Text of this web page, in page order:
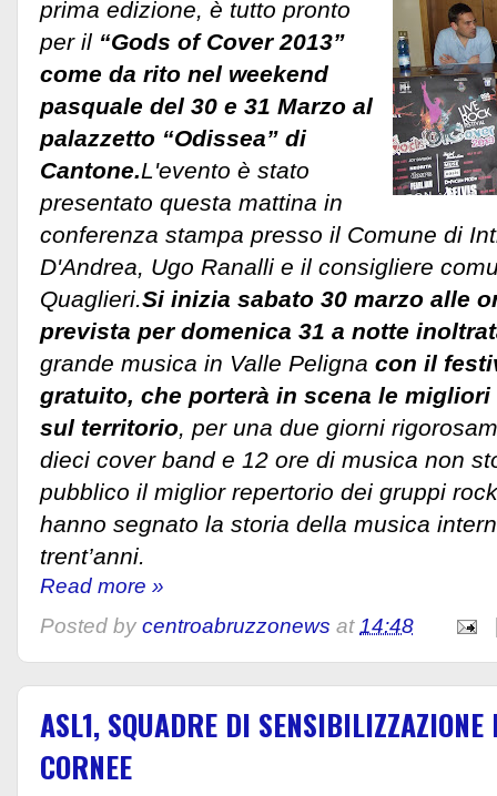
prima edizione, è tutto pronto
per il “Gods of Cover 2013”
come da rito nel weekend
pasquale del 30 e 31 Marzo al
palazzetto “Odissea” di
Cantone.L'evento è stato
presentato questa mattina in
conferenza stampa presso il Comune di
D'Andrea, Ugo Ranalli e il consigliere
Quaglieri.Si inizia sabato 30 marzo alle
prevista per domenica 31 a notte
grande musica in Valle Peligna con il
gratuito, che porterà in scena le
sul territorio, per una due giorni
dieci cover band e 12 ore di musica non
pubblico il miglior repertorio dei gruppi
hanno segnato la storia della musica
trent’anni.
Read more »
Posted by centroabruzzonews at14:48
ASL1, SQUADRE DI SENSIBILIZZAZIONE
CORNEE